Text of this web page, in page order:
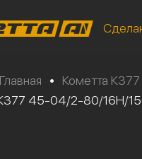
Главная • Кометта К377
45-04/2-80/16Н/